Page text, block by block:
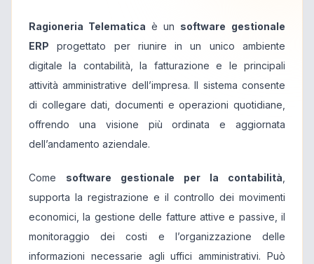
Ragioneria Telematica è un software gestionale
ERP progettato per riunire in un unico ambiente
digitale la contabilità, la fatturazione e le principali
attività amministrative dell’impresa. Il sistema consente
di collegare dati, documenti e operazioni quotidiane,
offrendo una visione più ordinata e aggiornata
dell’andamento aziendale.
Come software gestionale per la contabilità
supporta la registrazione e il controllo dei movimenti
economici, la gestione delle fatture attive e passive, il
monitoraggio dei costi e l’organizzazione delle
informazioni necessarie agli uffici amministrativi. Può